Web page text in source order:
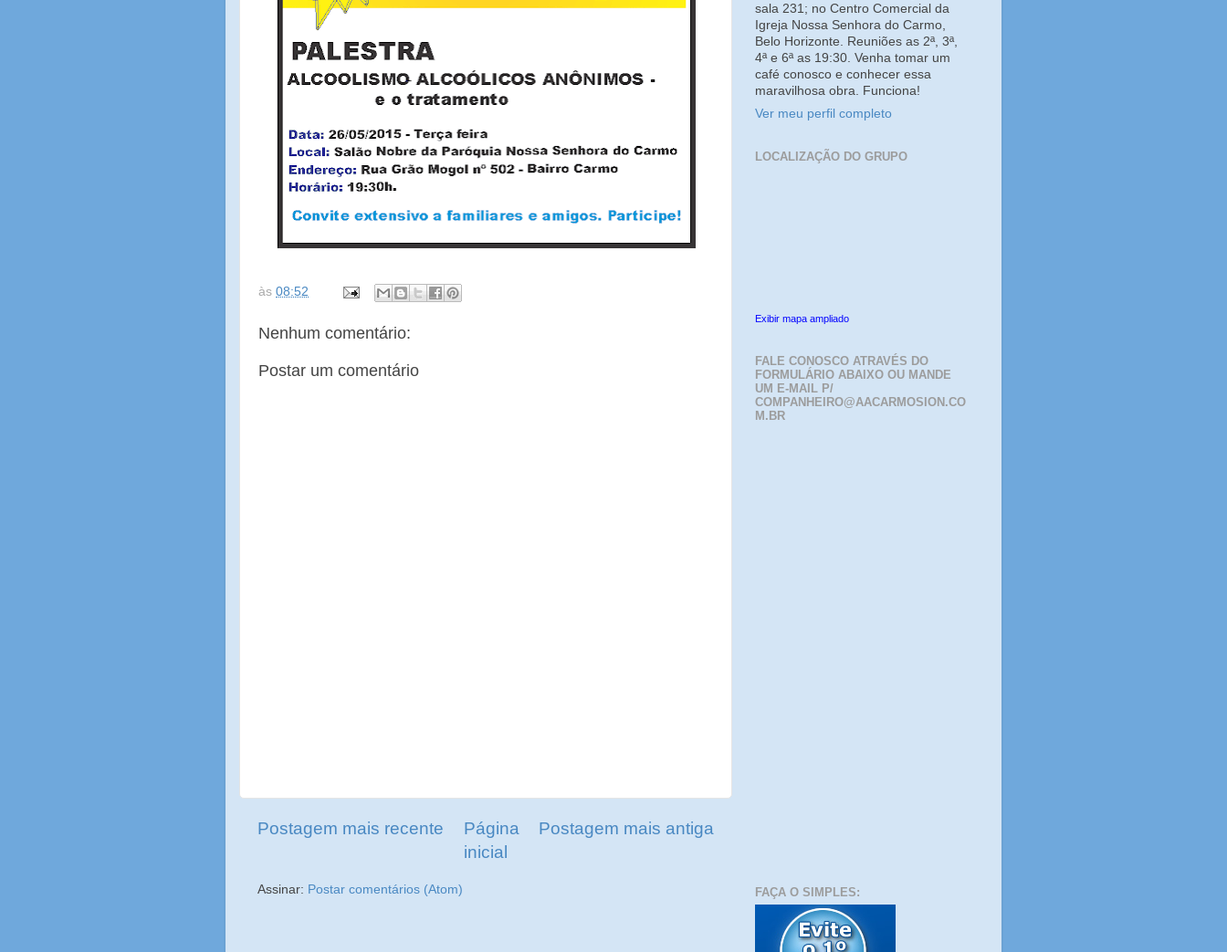
às 08:52
Nenhum comentário:
Postar um comentário
Postagem mais recente Postagem mais antiga
Página
inicial
Assinar: Postar comentários (Atom)
sala 231; no Centro Comercial da
Igreja Nossa Senhora do Carmo,
Belo Horizonte. Reuniões as 2ª, 3ª,
4ª e 6ª as 19:30. Venha tomar um
café conosco e conhecer essa
maravilhosa obra. Funciona!
Ver meu perfil completo
LOCALIZAÇÃO DO GRUPO
Exibir mapa ampliado
FALE CONOSCO ATRAVÉS DO
FORMULÁRIO ABAIXO OU MANDE
UM E-MAIL P/
COMPANHEIRO@AACARMOSION.CO
M.BR
FAÇA O SIMPLES: